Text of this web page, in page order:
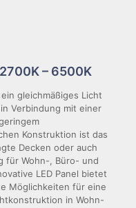
– 6500K
gleichmäßiges Licht
Verbindung mit einer
Konstruktion ist das
Decken oder auch
für Wohn-, Büro- und
LED Panel bietet
Möglichkeiten für eine
in Wohn-